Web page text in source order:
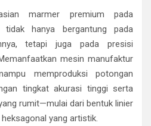
marmer premium pada
hanya bergantung pada
tetapi juga pada presisi
mesin manufaktur
memproduksi potongan
tingkat akurasi tinggi serta
rumit—mulai dari bentuk linier
yang artistik.